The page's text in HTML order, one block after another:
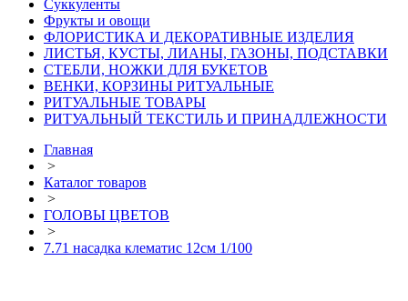
Суккуленты
Фрукты и овощи
ФЛОРИСТИКА И ДЕКОРАТИВНЫЕ ИЗДЕЛИЯ
ЛИСТЬЯ, КУСТЫ, ЛИАНЫ, ГАЗОНЫ, ПОДСТАВКИ
СТЕБЛИ, НОЖКИ ДЛЯ БУКЕТОВ
ВЕНКИ, КОРЗИНЫ РИТУАЛЬНЫЕ
РИТУАЛЬНЫЕ ТОВАРЫ
РИТУАЛЬНЫЙ ТЕКСТИЛЬ И ПРИНАДЛЕЖНОСТИ
Главная
>
Каталог товаров
>
ГОЛОВЫ ЦВЕТОВ
>
7.71 насадка клематис 12см 1/100